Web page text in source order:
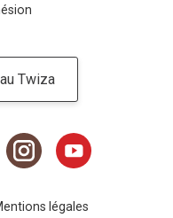
Twiza
légales